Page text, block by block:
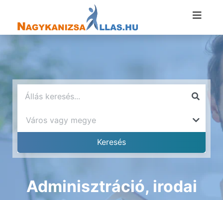
Adminisztráció, irodai